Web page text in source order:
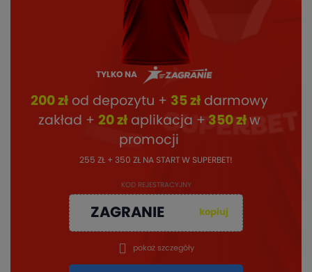
TYLKO NA
200 złod depozytu + 35 złdarmowy
zakład + 20 złaplikacja + 350 zł w
promocji
255 ZŁ + 350 ZŁ NA START W SUPERBET!
KOD REJESTRACYJNY
ZAGRANIE kopiuj
pokaż szczegóły